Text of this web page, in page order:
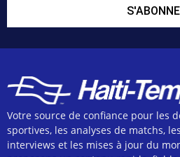
Votre source de confiance pour les
sportives, les analyses de matchs,
interviews et les mises à jour du